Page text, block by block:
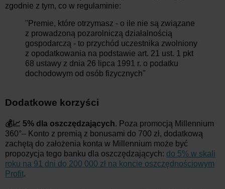
zgodnie z tym, co w regulaminie:
"Premie, które otrzymasz - o ile nie są związane
z prowadzoną pozarolniczą działalnością
gospodarczą - to przychód uczestnika zwolniony
z opodatkowania na podstawie art. 21 ust. 1 pkt
68 ustawy z dnia 26 lipca 1991 r. o podatku
dochodowym od osób fizycznych"
Dodatkowe korzyści
💰📈 5% dla oszczędzających. Poza promocją Millennium
360°– Konto z premią z bonusami do 700 zł, dodatkową
zachętą do założenia konta w Millennium może być
propozycja tego banku dla oszczędzających: do 5% w skali
roku na 91 dni do 200 000 zł na koncie oszczędnościowym
Profit.